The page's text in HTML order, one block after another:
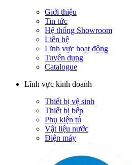
Giới thiệu
Tin tức
Hệ thống Showroom
Liên hệ
Lĩnh vực hoạt động
Tuyển dụng
Catalogue
Lĩnh vực kinh doanh
Thiết bị vệ sinh
Thiết bị bếp
Phụ kiện tủ
Vật liệu nước
Điện máy